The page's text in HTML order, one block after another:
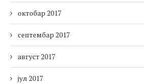
октобар 2017
септембар 2017
август 2017
јул 2017